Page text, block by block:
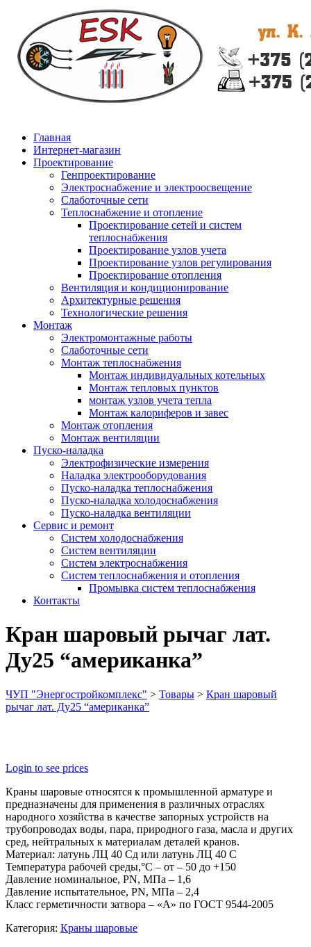
Главная
Интернет-магазин
Проектирование
Генпроектирование
Электроснабжение и электроосвещение
Слаботочные сети
Теплоснабжение и отопление
Проектирование сетей и систем
теплоснабжения
Проектирование узлов учета
Проектирование узлов регулирования
Проектирование отопления
Вентиляция и кондиционирование
Архитектурные решения
Технологические решения
Монтаж
Электромонтажные работы
Слаботочные сети
Монтаж теплоснабжения
Монтаж индивидуальных котельных
Монтаж тепловых пунктов
монтаж узлов учета тепла
Монтаж калориферов и завес
Монтаж отопления
Монтаж вентиляции
Пуско-наладка
Электрофизические измерения
Наладка электрооборудования
Пуско-наладка теплоснабжения
Пуско-наладка холодоснабжения
Пуско-наладка вентиляции
Сервис и ремонт
Систем холодоснабжения
Систем вентиляции
Систем электроснабжения
Систем теплоснабжения и отопления
Промывка систем теплоснабжения
Контакты
Кран шаровый рычаг лат.
Ду25 “американка”
ЧУП "Энергостройкомплекс" > Товары > Кран шаровый
рычаг лат. Ду25 “американка”
Login to see prices
Краны шаровые относятся к промышленной арматуре и
предназначены для применения в различных отраслях
народного хозяйства в качестве запорных устройств на
трубопроводах воды, пара, природного газа, масла и других
сред, нейтральных к материалам деталей кранов.
Материал: латунь ЛЦ 40 Сд или латунь ЛЦ 40 С
Температура рабочей среды,°С – от – 50 до +150
Давление номинальное, PN, МПа – 1,6
Давление испытательное, PN, МПа – 2,4
Класс герметичности затвора – «А» по ГОСТ 9544-2005
Категория: Краны шаровые